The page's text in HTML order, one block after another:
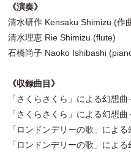
《演奏》
清水研作 Kensaku Shimizu (作
清水理恵 Rie Shimizu (flute)
石橋尚子 Naoko Ishibashi
《収録曲目》
「さくらさくら」による幻想
「さくらさくら」による幻想
「ロンドンデリーの歌」によ
「ロンドンデリーの歌」によ